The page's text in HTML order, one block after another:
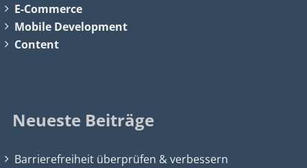
E-Commerce
Mobile Development
Content
Neueste Beiträge
Barrierefreiheit überprüfen & verbessern